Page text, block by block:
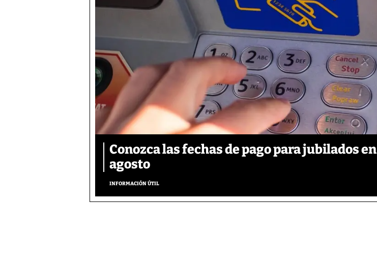
Conozca las fechas de pago para jubilados en
agosto
INFORMACIÓN ÚTIL